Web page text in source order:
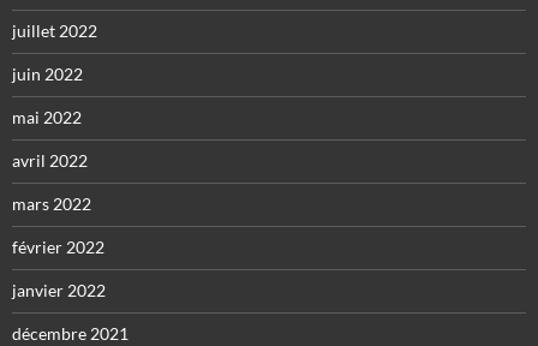
juillet 2022
juin 2022
mai 2022
avril 2022
mars 2022
février 2022
janvier 2022
décembre 2021